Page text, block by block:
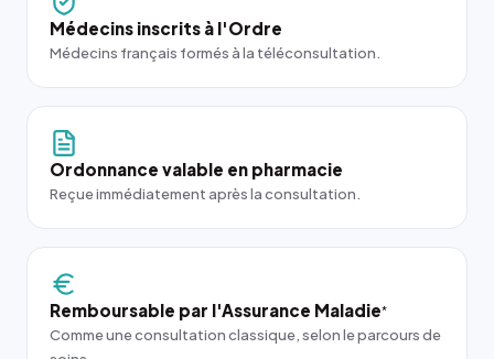
Médecins inscrits à l'Ordre
Médecins français formés à la téléconsultation.
Ordonnance valable en pharmacie
Reçue immédiatement après la consultation.
Remboursable par l'Assurance Maladie*
Comme une consultation classique, selon le parcours de